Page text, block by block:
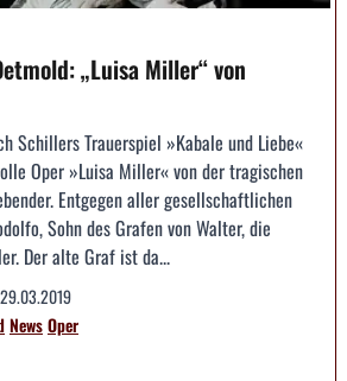
„Luisa Miller“ von
Schillers Trauerspiel »Kabale und Liebe«
Oper »Luisa Miller« von der tragischen
Entgegen aller gesellschaftlichen
Sohn des Grafen von Walter, die
Der alte Graf ist da...
29.03.2019
NewsOper